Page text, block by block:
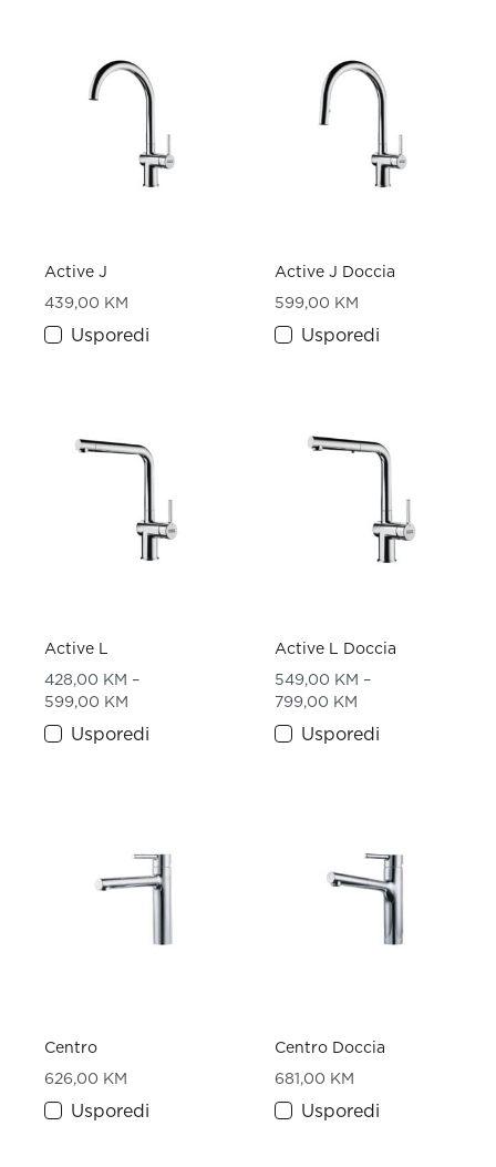
Active J
439,00 KM
Usporedi
Active J Doccia
599,00 KM
Usporedi
Active L
428,00 KM –
599,00 KM Price range: 428,00 KM through 599,00 KM
Usporedi
Active L Doccia
549,00 KM –
799,00 KM
Usporedi
Centro
626,00 KM
Usporedi
Centro Doccia
681,00 KM
Usporedi